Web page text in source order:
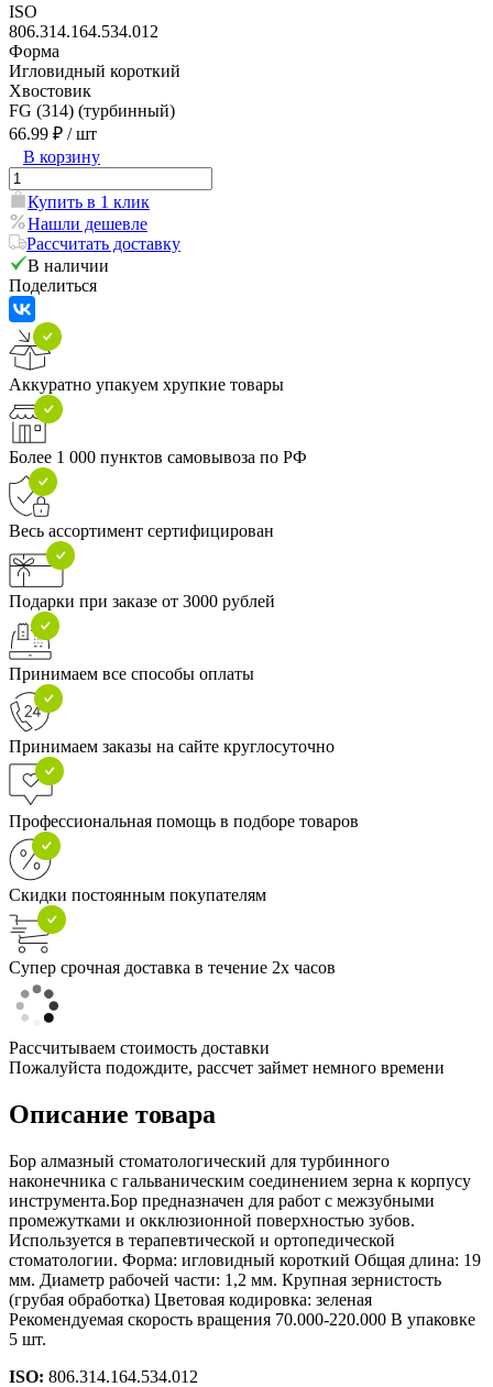
ISO
806.314.164.534.012
Форма
Игловидный короткий
Хвостовик
FG (314) (турбинный)
66.99 ₽ / шт
В корзину
Купить в 1 клик
Нашли дешевле
Рассчитать доставку
В наличии
Поделиться
Аккуратно упакуем хрупкие товары
Более 1 000 пунктов самовывоза по РФ
Весь ассортимент сертифицирован
Подарки при заказе от 3000 рублей
Принимаем все способы оплаты
Принимаем заказы на сайте круглосуточно
Профессиональная помощь в подборе товаров
Скидки постоянным покупателям
Супер срочная доставка в течение 2х часов
Рассчитываем стоимость доставки
Пожалуйста подождите, рассчет займет немного времени
Описание товара
Бор алмазный стоматологический для турбинного
наконечника с гальваническим соединением зерна к корпусу
инструмента.Бор предназначен для работ с межзубными
промежутками и окклюзионной поверхностью зубов.
Используется в терапевтической и ортопедической
стоматологии. Форма: игловидный короткий Общая длина: 19
мм. Диаметр рабочей части: 1,2 мм. Крупная зернистость
(грубая обработка) Цветовая кодировка: зеленая
Рекомендуемая скорость вращения 70.000-220.000 В упаковке
5 шт.
ISO: 806.314.164.534.012